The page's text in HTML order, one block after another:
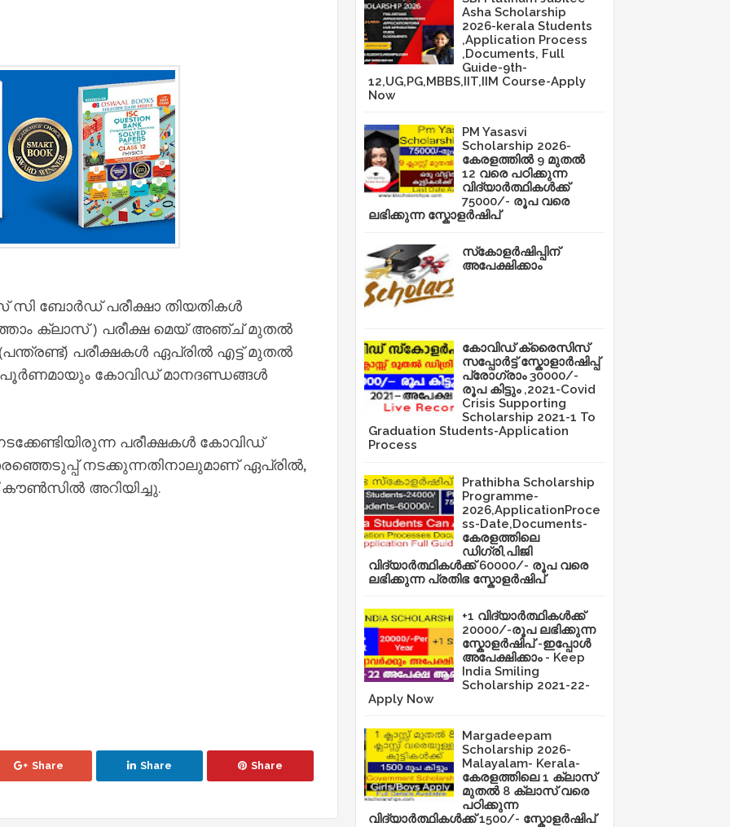
ബോര്‍ഡ് പരീക്ഷാ തിയതികള്‍
ക്ലാസ് ) പരീക്ഷ മെയ് അഞ്ച് മുതല്‍
പരീക്ഷകള്‍ ഏപ്രില്‍ എട്ട് മുതല്‍
കോവിഡ്‌ മാനദണ്ഡങ്ങള്‍
പരീക്ഷകള്‍ കോവിഡ്
നടക്കുന്നതിനാലുമാണ് ഏപ്രില്‍,
കൗണ്‍സില്‍ അറിയിച്ചു.
Share Share Share
Asha Scholarship
2026-kerala Students
,Application Process
,Documents, Full
Guide-9th-
12,UG,PG,MBBS,IIT,IIM Course-Apply
Now
PM Yasasvi
Scholarship 2026-
കേരളത്തിൽ 9 മുതൽ
12 വരെ പഠിക്കുന്ന
വിദ്യാർത്ഥികൾക്ക്
75000/- രൂപ വരെ
ലഭിക്കുന്ന സ്കോളർഷിപ്
സ്‌കോളർഷിപ്പിന്
അപേക്ഷിക്കാം
കോവിഡ് ക്രൈസിസ്
സപ്പോർട്ട് സ്കോളാർഷിപ്പ്
പ്രോഗ്രാം 30000/-
രൂപ കിട്ടും ,2021-Covid
Crisis Supporting
Scholarship 2021-1 To
Graduation Students-Application
Process
Prathibha Scholarship
Programme-
2026,ApplicationProce
ss-Date,Documents-
കേരളത്തിലെ
ഡിഗ്രി,പിജി
വിദ്യാർത്ഥികൾക്ക് 60000/- രൂപ വരെ
ലഭിക്കുന്ന പ്രതിഭ സ്കോളർഷിപ്
+1 വിദ്യാർത്ഥികൾക്ക്
20000/-രൂപ ലഭിക്കുന്ന
സ്കോളർഷിപ് -ഇപ്പോൾ
അപേക്ഷിക്കാം - Keep
India Smiling
Scholarship 2021-22-
Apply Now
Margadeepam
Scholarship 2026-
Malayalam- Kerala-
കേരളത്തിലെ 1 ക്ലാസ്
മുതൽ 8 ക്ലാസ് വരെ
പഠിക്കുന്ന
വിദ്യാർത്ഥികൾക്ക് 1500/- സ്കോളർഷിപ്